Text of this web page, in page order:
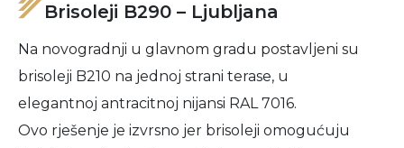
Brisoleji B290 – Ljubljana
Na novogradnji u glavnom gradu postavljeni su
brisoleji B210 na jednoj strani terase, u
elegantnoj antracitnoj nijansi RAL 7016.
Ovo rješenje je izvrsno jer brisoleji omogućuju